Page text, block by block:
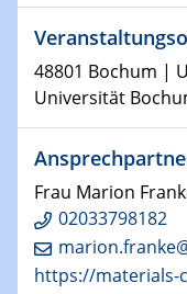
29.01.2024
Technische
Chemie für die
30.01.2024
WIN & CENIDE
MATURE
31.01.2024
48801 Bochum |
Universität
Frau Marion
02033798182
https://materials-